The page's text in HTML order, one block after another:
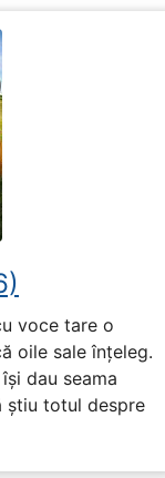
voce tare o
oile sale înțeleg.
dau seama
știu totul despre